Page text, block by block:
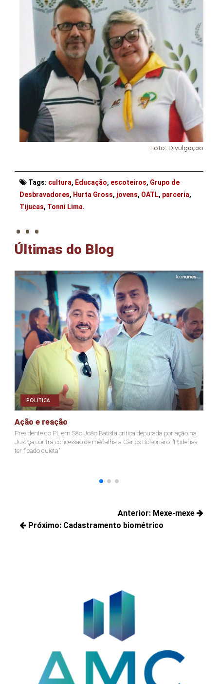
Foto: Divulgação
Tags: cultura, Educação, escoteiros, Grupo de
Desbravadores, Hurta Gross, jovens, OATL, parceria,
Tijucas, Tonni Lima.
. . .
Últimas do Blog
POLÍTICA
Ação e reação
Presidente do PL em São João Batista critica deputada por ação na
Justiça contra concessão de medalha a Carlos Bolsonaro: "Poderias
ter ficado quieta"
de
Anterior:
Posts
Mexe-mexe
Próximo: Cadastramento biométrico